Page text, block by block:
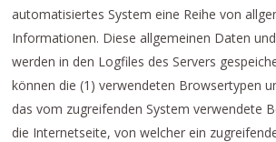
automatisiertes System eine Reihe von
Informationen. Diese allgemeinen Daten
werden in den Logfiles des Servers
können die (1) verwendeten Browsertypen
das vom zugreifenden System verwendete
die Internetseite, von welcher ein